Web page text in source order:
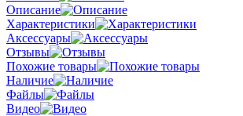
Описание
Характеристики
Аксессуары
Отзывы
Похожие товары
Наличие
Файлы
Видео